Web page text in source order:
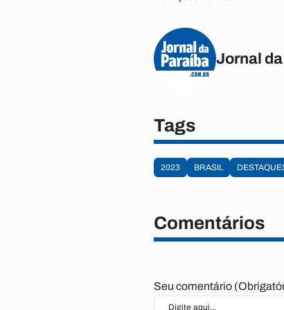
Jornal
Tags
2023 BRASIL
Comentários
Seu comentário